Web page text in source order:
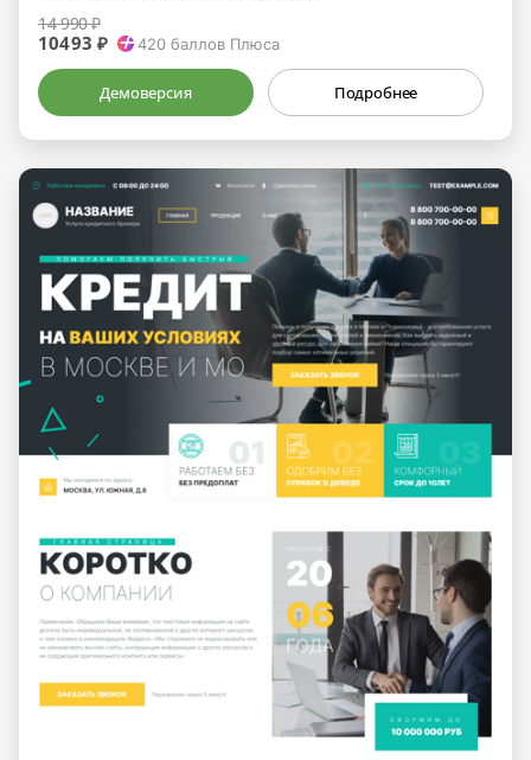
14 990 ₽
10493 ₽ 420 баллов Плюса
Демоверсия Подробнее